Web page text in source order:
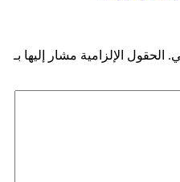
الحقول الإلزامية مشار إليها بـ